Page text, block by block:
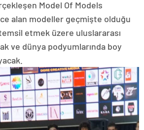
Model Of Models
alan modeller geçmişte olduğu
etmek üzere uluslararası
ve dünya podyumlarında boy